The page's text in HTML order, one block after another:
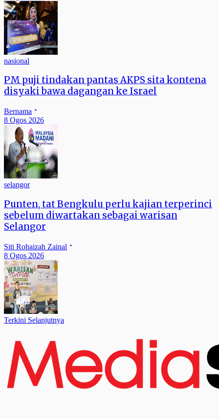
nasional
PM puji tindakan pantas AKPS sita kontena
disyaki bawa dagangan ke Israel
Bernama
8 Ogos 2026
selangor
Punten, tat Bengkulu perlu kajian terperinci
sebelum diwartakan sebagai warisan
Selangor
Siti Rohaizah Zainal
8 Ogos 2026
Terkini Selanjutnya